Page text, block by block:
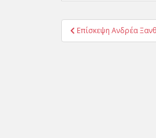
Πλοήγηση
άρθρων
Επίσκεψη Ανδρέα